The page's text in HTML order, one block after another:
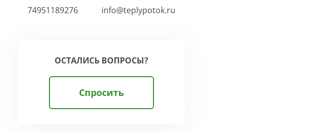
74951189276
info@teplypotok.ru
ОСТАЛИСЬ ВОПРОСЫ?
Спросить